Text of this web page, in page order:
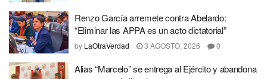
Renzo García arremete contra Abelardo:
“Eliminar las APPA es un acto dictatorial”
by LaOtraVerdad 3 AGOSTO, 2026 0
Alias “Marcelo” se entrega al Ejército y abandona